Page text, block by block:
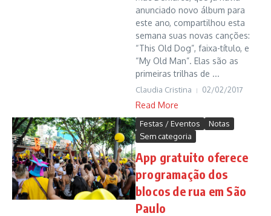
anunciado novo álbum para
este ano, compartilhou esta
semana suas novas canções:
“This Old Dog”, faixa-título, e
“My Old Man”. Elas são as
primeiras trilhas de ...
Claudia Cristina 02/02/2017
Read More
Festas / Eventos
Notas
Sem categoria
App gratuito oferece
programação dos
blocos de rua em São
Paulo